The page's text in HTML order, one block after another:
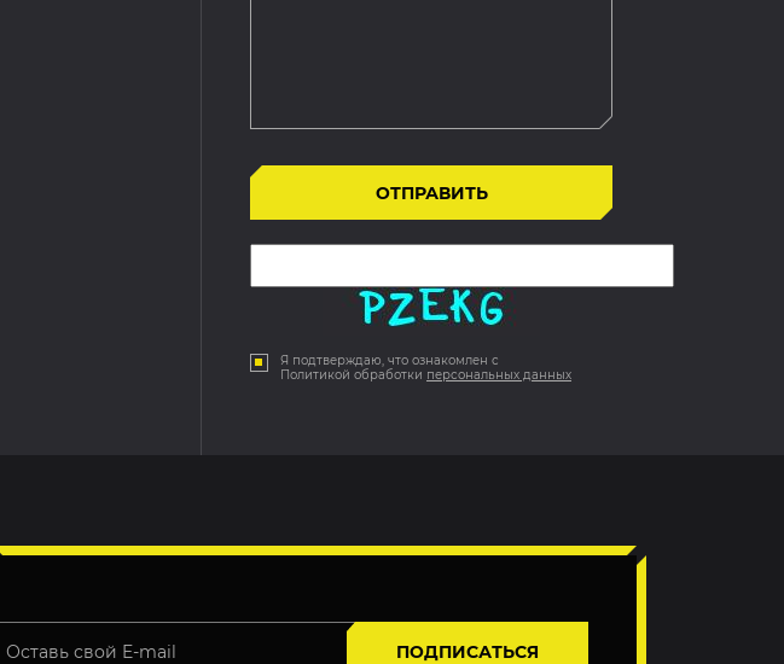
Я подтверждаю, что ознакомлен с
Политикой обработки персональных данных
ПОДПИСАТЬСЯ